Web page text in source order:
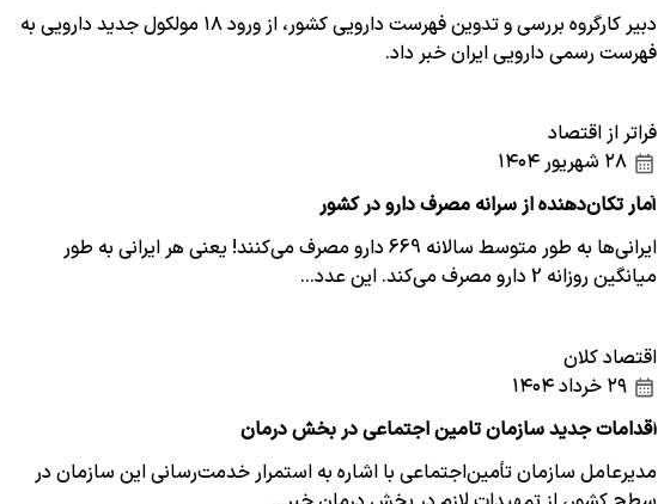
دبیر کارگروه بررسی و تدوین فهرست دارویی کشور، از ورود ۱۸ مولکول جدید دارویی به
فهرست رسمی دارویی ایران خبر داد.
فراتر از اقتصاد
آمار تکان‌دهنده از سرانه مصرف دارو در کشور
ایرانی‌ها به طور متوسط سالانه 669 دارو مصرف می‌کنند! یعنی هر ایرانی به طور
میانگین روزانه 2 دارو مصرف می‌کند. این عدد…
اقتصاد کلان
اقدامات جدید سازمان تامین اجتماعی در بخش درمان
مدیرعامل سازمان تأمین‌اجتماعی با اشاره به استمرار خدمت‌رسانی این سازمان در